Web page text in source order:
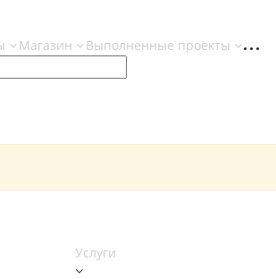
Магазин
Выполненные проекты
Услуги